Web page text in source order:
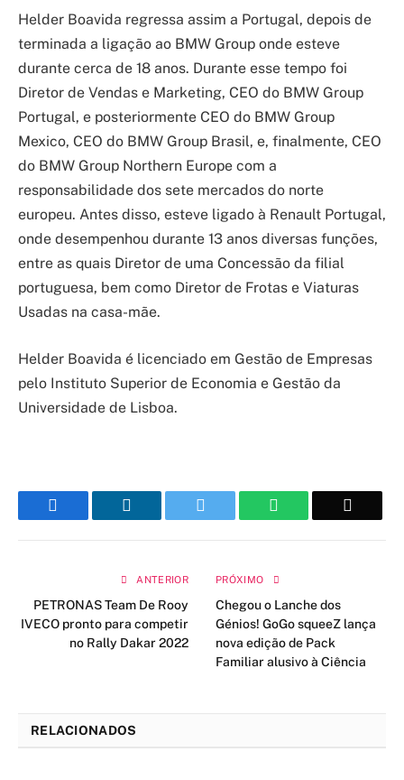
Helder Boavida regressa assim a Portugal, depois de
terminada a ligação ao BMW Group onde esteve
durante cerca de 18 anos. Durante esse tempo foi
Diretor de Vendas e Marketing, CEO do BMW Group
Portugal, e posteriormente CEO do BMW Group
Mexico, CEO do BMW Group Brasil, e, finalmente, CEO
do BMW Group Northern Europe com a
responsabilidade dos sete mercados do norte
europeu. Antes disso, esteve ligado à Renault Portugal,
onde desempenhou durante 13 anos diversas funções,
entre as quais Diretor de uma Concessão da filial
portuguesa, bem como Diretor de Frotas e Viaturas
Usadas na casa-mãe.
Helder Boavida é licenciado em Gestão de Empresas
pelo Instituto Superior de Economia e Gestão da
Universidade de Lisboa.
WhatsApp
ANTERIOR
PETRONAS Team De Rooy
IVECO pronto para competir
no Rally Dakar 2022
PRÓXIMO
Chegou o Lanche dos
Génios! GoGo squeeZ lança
nova edição de Pack
Familiar alusivo à Ciência
RELACIONADOS